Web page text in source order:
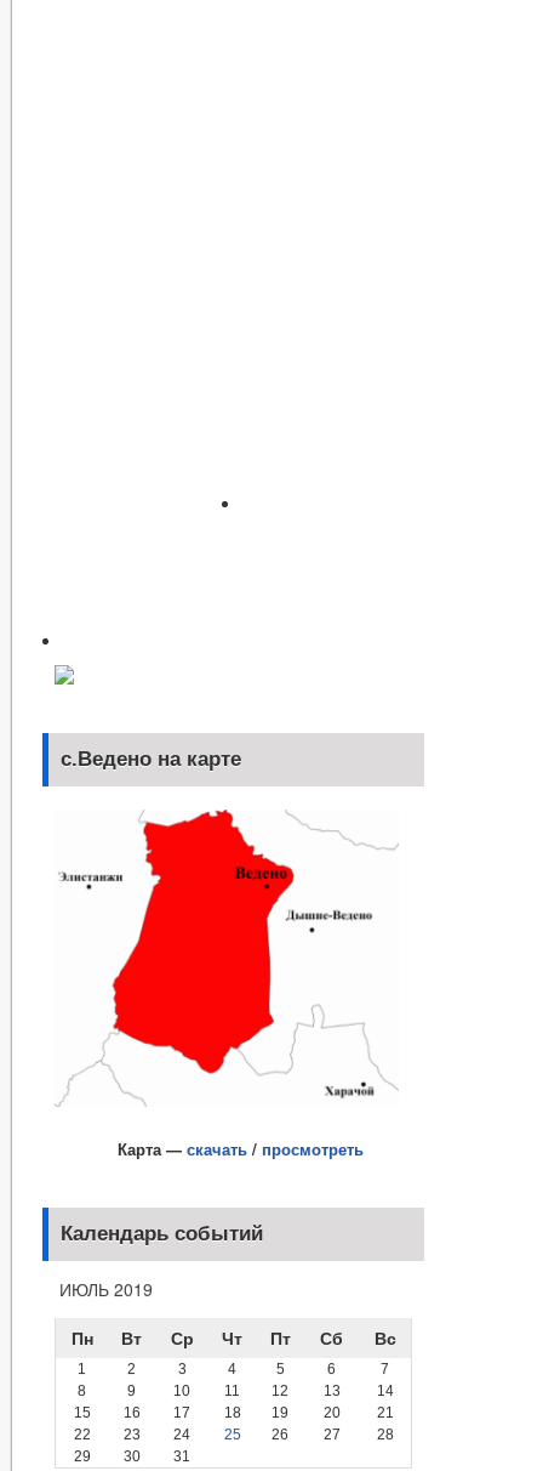
с.Ведено на карте
Карта — скачать / просмотреть
Календарь событий
ИЮЛЬ 2019
Пн
Вт Ср Чт Пт Сб Вс
1 2 3 4 5 6
7
8
9 10 11 12 13
14
15
16 17 18 19 20
21
22
23 24 25 26 27
28
29
30 31